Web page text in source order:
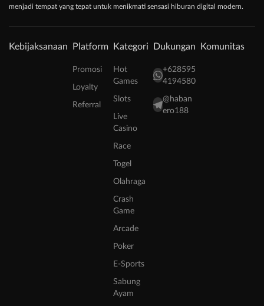
menjadi tempat yang tepat untuk menikmati sensasi hiburan digital modern.
Kebijaksanaan Platform
Promosi
Loyalty
Referral
Kategori
Hot
Games
Slots
Live
Casino
Race
Togel
Olahraga
Crash
Game
Arcade
Poker
E-Sports
Sabung
Ayam
Dukungan
+628595
4194580
@haban
ero188
Komunitas